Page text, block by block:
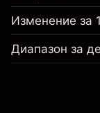
Изменение за
Диапазон за